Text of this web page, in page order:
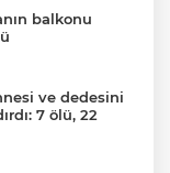
balkonu
ve dedesini
7 ölü, 22